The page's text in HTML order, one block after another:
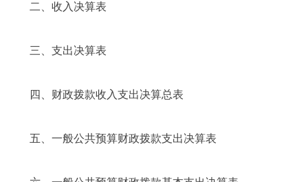
二、收入决算表
三、支出决算表
四、财政拨款收入支出决算总表
五、一般公共预算财政拨款支出决算表